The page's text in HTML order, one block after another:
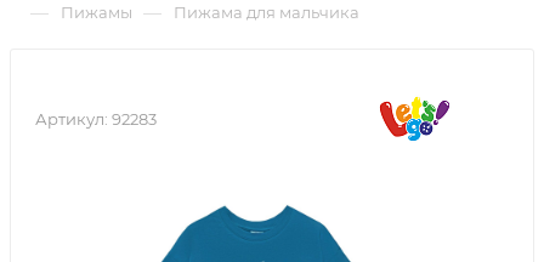
— Пижамы — Пижама для мальчика
Артикул: 92283